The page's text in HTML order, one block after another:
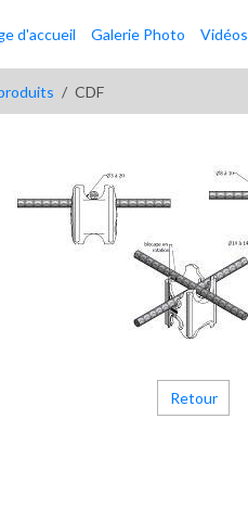
d'accueil Galerie Photo Vidéos
CDF
Retour